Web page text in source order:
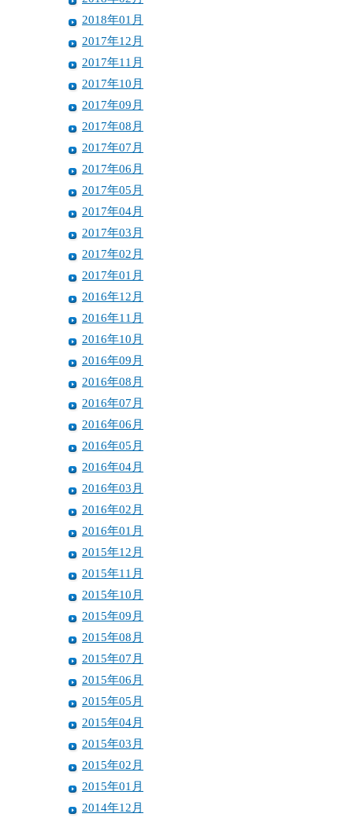
2018年01月
2017年12月
2017年11月
2017年10月
2017年09月
2017年08月
2017年07月
2017年06月
2017年05月
2017年04月
2017年03月
2017年02月
2017年01月
2016年12月
2016年11月
2016年10月
2016年09月
2016年08月
2016年07月
2016年06月
2016年05月
2016年04月
2016年03月
2016年02月
2016年01月
2015年12月
2015年11月
2015年10月
2015年09月
2015年08月
2015年07月
2015年06月
2015年05月
2015年04月
2015年03月
2015年02月
2015年01月
2014年12月